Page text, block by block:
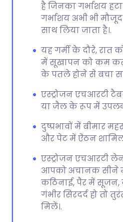
है जिनका गर्भाशय
गर्भाशय अभी भी
साथ लिया जाता है।.
यह गर्मी के दौरे, रात
में सूखापन को कम कर
के पतले होने से बचा
एस्ट्रोजन एचआरटी
या जैल के रूप में
दुष्प्रभावों में बीमार
और पेट में ऐंठन
एस्ट्रोजन एचआरटी
आपको अचानक सीने
कठिनाई, पैर में सूजन,
गंभीर सिरदर्द हो तो
मिलें।.